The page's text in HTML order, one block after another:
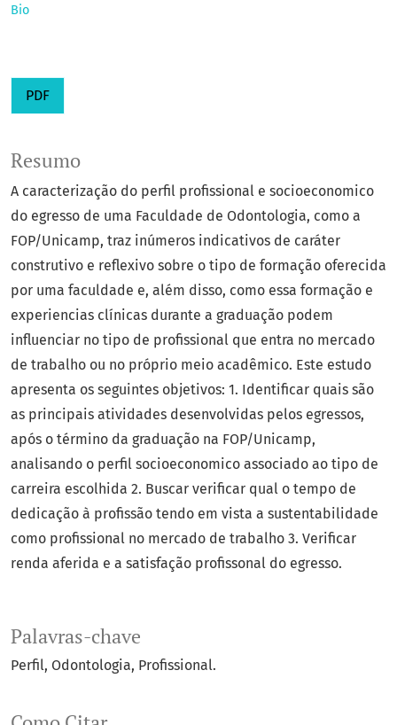
Bio
PDF
Palavras-chave
Perfil Odontologia Profissional.
Resumo
A caracterização do perfil profissional e socioeconomico
do egresso de uma Faculdade de Odontologia, como a
FOP/Unicamp, traz inúmeros indicativos de caráter
construtivo e reflexivo sobre o tipo de formação oferecida
por uma faculdade e, além disso, como essa formação e
experiencias clínicas durante a graduação podem
influenciar no tipo de profissional que entra no mercado
de trabalho ou no próprio meio acadêmico. Este estudo
apresenta os seguintes objetivos: 1. Identificar quais são
as principais atividades desenvolvidas pelos egressos,
após o término da graduação na FOP/Unicamp,
analisando o perfil socioeconomico associado ao tipo de
carreira escolhida 2. Buscar verificar qual o tempo de
dedicação à profissão tendo em vista a sustentabilidade
como profissional no mercado de trabalho 3. Verificar
renda aferida e a satisfação profissonal do egresso.